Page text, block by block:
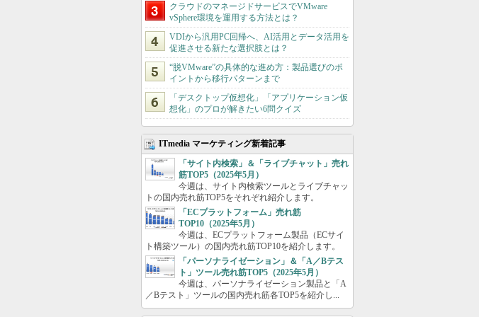
クラウドのマネージドサービスでVMware
vSphere環境を運用する方法とは？
VDIから汎用PC回帰へ、AI活用とデータ活用を
促進させる新たな選択肢とは？
“脱VMware”の具体的な進め方：製品選びのポ
イントから移行パターンまで
「デスクトップ仮想化」「アプリケーション仮
想化」のプロが解きたい6問クイズ
ITmedia マーケティング新着記事
「サイト内検索」＆「ライブチャット」売れ
筋TOP5（2025年5月）
今週は、サイト内検索ツールとライブチャッ
トの国内売れ筋TOP5をそれぞれ紹介します。
「ECプラットフォーム」売れ筋
TOP10（2025年5月）
今週は、ECプラットフォーム製品（ECサイ
ト構築ツール）の国内売れ筋TOP10を紹介します。
「パーソナライゼーション」＆「A／Bテス
ト」ツール売れ筋TOP5（2025年5月）
今週は、パーソナライゼーション製品と「A
／Bテスト」ツールの国内売れ筋各TOP5を紹介し...